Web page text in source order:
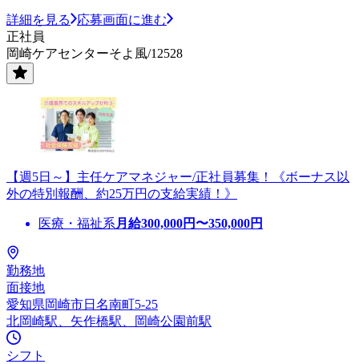
詳細を見る
応募画面に進む
正社員
岡崎ケアセンターそよ風/12528
【週5日～】主任ケアマネジャー/正社員募集！《ボーナス以
外の特別報酬、約25万円の支給実績！》
医療・福祉系 月給300,000円〜350,000円
勤務地
面接地
愛知県岡崎市日名南町5-25
北岡崎駅、矢作橋駅、岡崎公園前駅
シフト